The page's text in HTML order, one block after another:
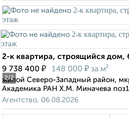
2/2
2-к квартира, строящийся дом,
9 738 400 ₽ 148 000 ₽ за м²
жилой Северо-Западный район,
Академика РАН Х.М. Миначева
Агентство, 06.08.2026